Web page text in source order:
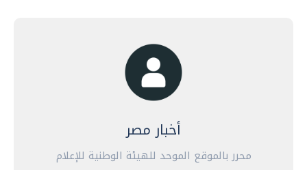
أخبار مصر
محرر بالموقع الموحد للهيئة الوطنية للإعلام